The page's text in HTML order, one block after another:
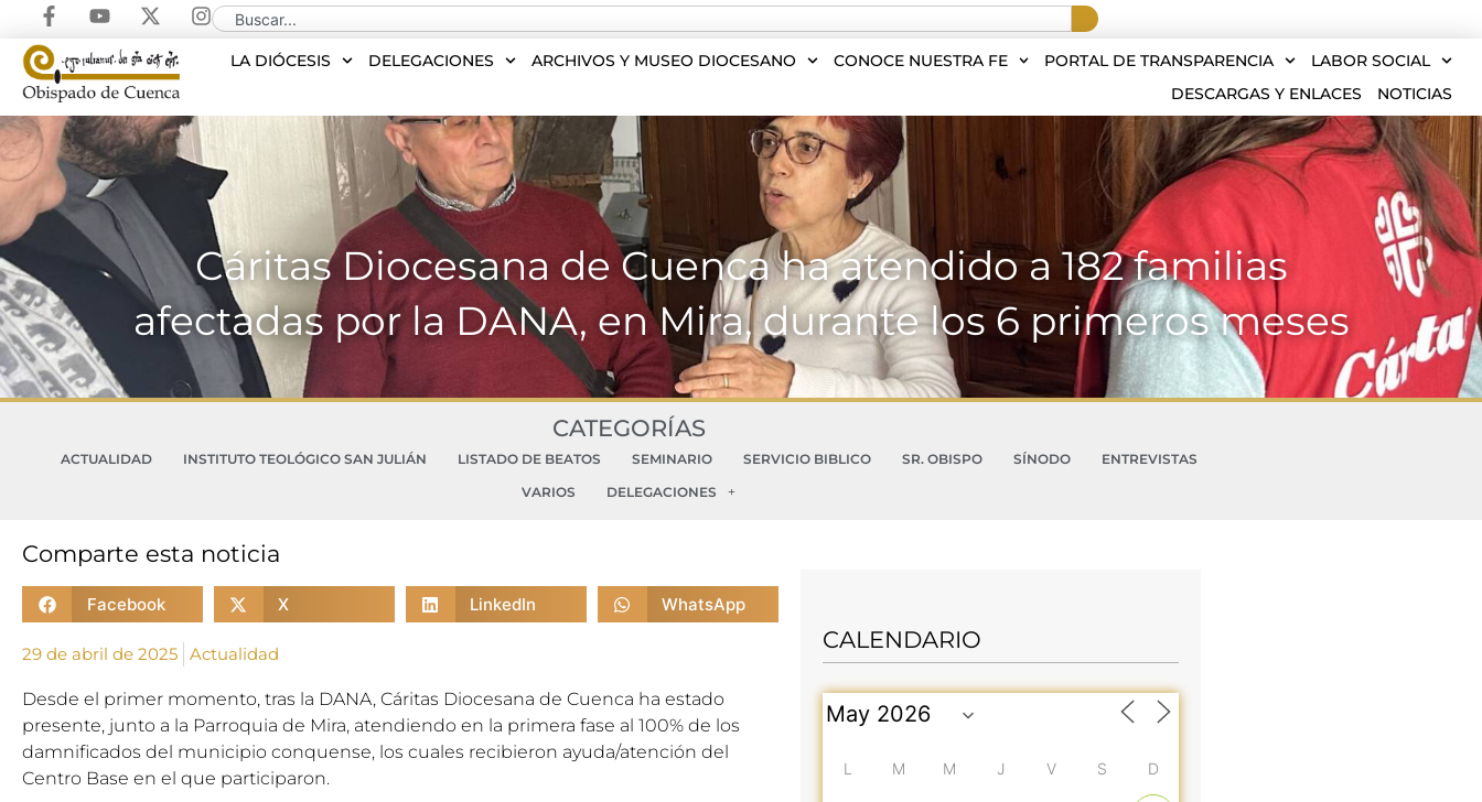
LA DIÓCESIS DELEGACIONES ARCHIVOS Y MUSEO DIOCESANO CONOCE NUESTRA FE PORTAL DE TRANSPARENCIA
LABOR SOCIAL
DESCARGAS Y ENLACES
NOTICIAS
Cáritas Diocesana de Cuenca ha atendido a 182 familias
afectadas por la DANA, en Mira, durante los 6 primeros meses
CATEGORÍAS
ACTUALIDAD INSTITUTO TEOLÓGICO SAN JULIÁN LISTADO DE BEATOS SEMINARIO SERVICIO BIBLICO SR. OBISPO SÍNODO
ENTREVISTAS
VARIOS
DELEGACIONES
Comparte esta noticia
Facebook X LinkedIn WhatsApp
29 de abril de 2025 Actualidad
Desde el primer momento, tras la DANA, Cáritas Diocesana de Cuenca ha estado
presente, junto a la Parroquia de Mira, atendiendo en la primera fase al 100% de los
damnificados del municipio conquense, los cuales recibieron ayuda/atención del
Centro Base en el que participaron.
CALENDARIO
L M M J V S D